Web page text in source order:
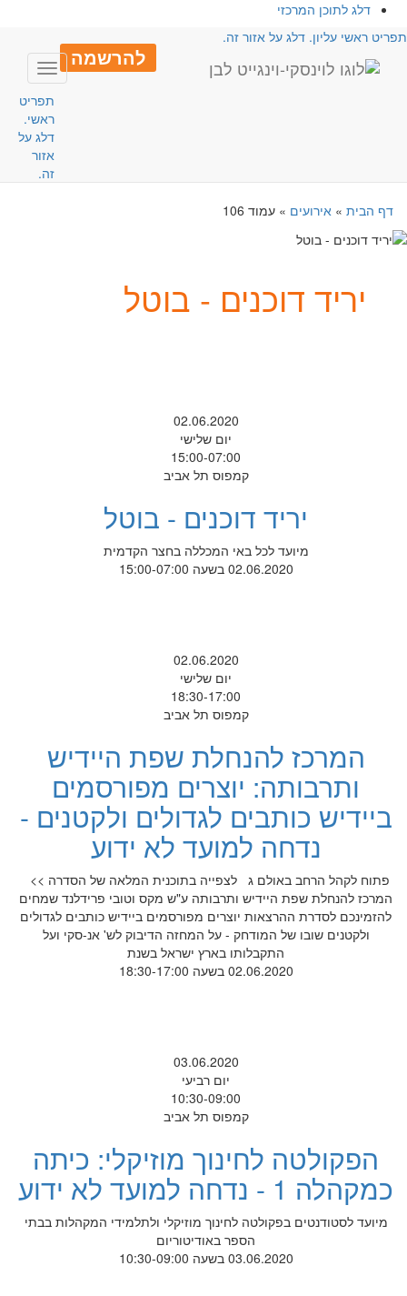
דלג לתוכן המרכזי
ראשי עליון. דלג על אזור זה.
להרשמה
Toggle
תפריט
ראשי.
דלג על
אזור
זה.
דף הבית» אירועים» עמוד 106
יריד דוכנים - בוטל
02.06.2020
יום שלישי
15:00-07:00
קמפוס תל אביב
יריד דוכנים - בוטל
מיועד לכל באי המכללה בחצר הקדמית
02.06.2020 בשעה 15:00-07:00
02.06.2020
יום שלישי
18:30-17:00
קמפוס תל אביב
המרכז להנחלת שפת היידיש
ותרבותה: יוצרים מפורסמים
ביידיש כותבים לגדולים ולקטנים -
נדחה למועד לא ידוע
פתוח לקהל הרחב באולם ג לצפייה בתוכנית המלאה של הסדרה >>
המרכז להנחלת שפת היידיש ותרבותה ע"ש מקס וטובי פרידלנד שמחים
להזמינכם לסדרת ההרצאות יוצרים מפורסמים ביידיש כותבים לגדולים
ולקטנים שובו של המודחק - על המחזה הדיבוק לש' אנ-סקי ועל
התקבלותו בארץ ישראל בשנת
02.06.2020 בשעה 18:30-17:00
03.06.2020
יום רביעי
10:30-09:00
קמפוס תל אביב
הפקולטה לחינוך מוזיקלי: כיתה
כמקהלה 1 - נדחה למועד לא ידוע
מיועד לסטודנטים בפקולטה לחינוך מוזיקלי ולתלמידי המקהלות בבתי
הספר באודיטוריום
03.06.2020 בשעה 10:30-09:00